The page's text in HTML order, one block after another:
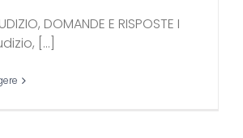
DOMANDE E RISPOSTE I
[...]